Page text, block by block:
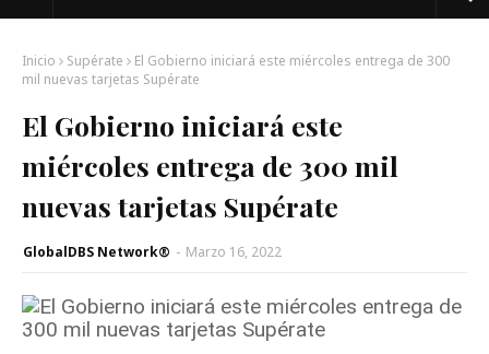
Inicio Supérate
El Gobierno iniciará este miércoles entrega de 300
mil nuevas tarjetas Supérate
El Gobierno iniciará este
miércoles entrega de 300 mil
nuevas tarjetas Supérate
GlobalDBS Network® - Marzo 16, 2022